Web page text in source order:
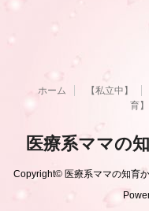
ホーム 【私立中】
育】
医療系ママの
Copyright© 医療系ママの知育